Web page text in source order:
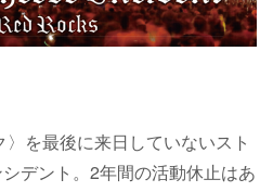
を最後に来日していないスト
デント。2年間の活動休止はあ